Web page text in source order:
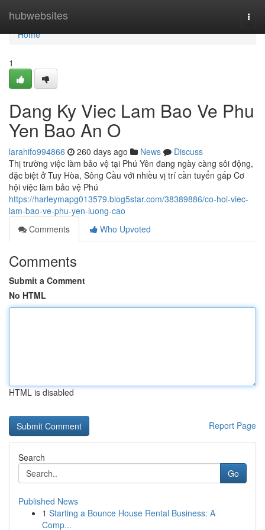
hubwebsites
Home
Home
1
Dang Ky Viec Lam Bao Ve Phu
Yen Bao An O
larahifo994866 260 days ago News
Discuss
Thị trường việc làm bảo vệ tại Phú Yên đang ngày càng sôi động,
đặc biệt ở Tuy Hòa, Sông Cầu với nhiều vị trí cần tuyển gấp Cơ
hội việc làm bảo vệ Phú
https://harleymapg013579.blog5star.com/38389886/co-hoi-viec-
lam-bao-ve-phu-yen-luong-cao
Comments
Who Upvoted
Comments
Submit a Comment
No HTML
HTML is disabled
Report Page
Search
Go
Published News
1 Starting a Bounce House Rental Business: A
Comp...